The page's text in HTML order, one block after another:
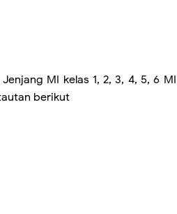
MI kelas 1, 2, 3, 4, 5, 6 MI
berikut